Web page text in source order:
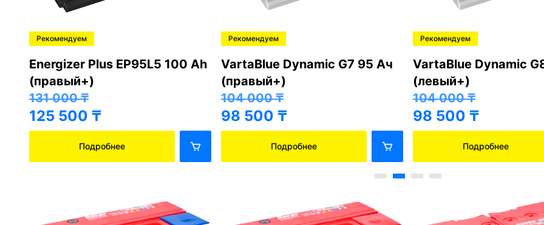
Рекомендуем
Energizer Plus EP95L5 100 Ah
(правый+)
131 000₸
125 500 ₸
Подробнее
Рекомендуем
VartaBlue Dynamic G7 95 Ач
(правый+)
104 000₸
98 500 ₸
Подробнее
Рекомендуем
VartaBlue Dynamic
(левый+)
104 000₸
98 500 ₸
Подробнее